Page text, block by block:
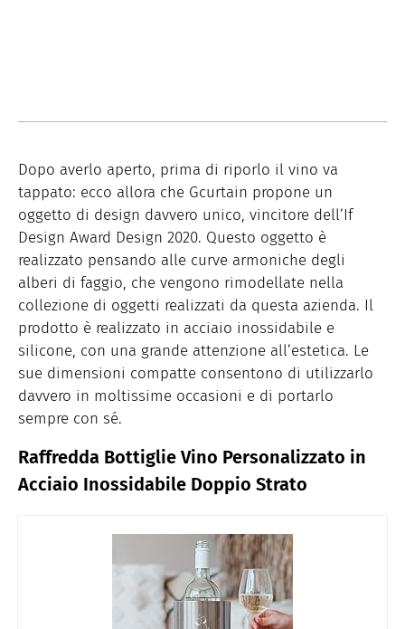
Dopo averlo aperto, prima di riporlo il vino va
tappato: ecco allora che Gcurtain propone un
oggetto di design davvero unico, vincitore dell’If
Design Award Design 2020. Questo oggetto è
realizzato pensando alle curve armoniche degli
alberi di faggio, che vengono rimodellate nella
collezione di oggetti realizzati da questa azienda. Il
prodotto è realizzato in acciaio inossidabile e
silicone, con una grande attenzione all’estetica. Le
sue dimensioni compatte consentono di utilizzarlo
davvero in moltissime occasioni e di portarlo
sempre con sé.
Raffredda Bottiglie Vino Personalizzato in
Acciaio Inossidabile Doppio Strato